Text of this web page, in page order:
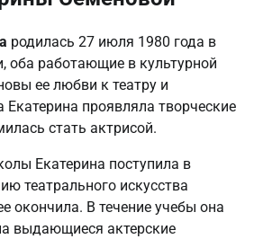
родилась 27 июля 1980 года в
оба работающие в культурной
ее любви к театру и
Екатерина проявляла творческие
стать актрисой.
Екатерина поступила в
театрального искусства
окончила. В течение учебы она
выдающиеся актерские